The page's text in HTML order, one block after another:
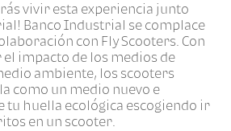
vivir esta experiencia junto
Banco Industrial se complace
con Fly Scooters. Con
impacto de los medios de
ambiente, los scooters
como un medio nuevo e
tu huella ecológica escogiendo ir
en un scooter.